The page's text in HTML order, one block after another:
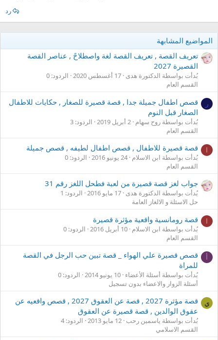
رد
المواضيع المشابهة
تعريف القصة , تعريف القصة لغة واصطلاحً , عناصر القصة
القصيرة 2027
بُدأت بواسطة الدكتورة هدى 17 أغسطس 2020
الردود: 0
القسم العام
ر
قصص اطفال جميلة جدا , قصة قصيرة للصغار , حكايات للاطفال
الصغار قبل النوم
بُدأت بواسطة روح سهام 2 أبريل 2019
الردود: 3
القسم العام
ا قصة قصيرة للاطفال , قصص اطفال لطيفه , قصص جميلة
بُدأت بواسطة ابن الاسلام 24 يونيو 2016
الردود: 0
القسم العام
جواب لغز قصة قصيرة من لعبة فطحل اللغز رقم 31
بُدأت بواسطة الدكتورة هدى 17 مايو 2016
الردود: 1
حل الاسئلة و الالغاز العامة
ا قصة رومانسية واقعية مؤثرة قصيرة
بُدأت بواسطة ابن الاسلام 10 أبريل 2016
الردود: 0
القسم العام
أ
قصص قصيرة علي الهواء _ قصة تبين حب الرجل في القصة
للمراة
بُدأت بواسطة أسئلة الأعضاء 10 يونيو 2014
الردود: 0
أسئلة الزوار والاعضاء بدون تسجيل
ي
قصة مؤثرة 2027 , قصة عن العقوق 2027 , قصص واقعيه عن
عقوق الوالدين , قصة قصيرة عن العقوق
بُدأت بواسطة ياسمين رحب 12 مايو 2013
الردود: 4
القسم الاسلامي